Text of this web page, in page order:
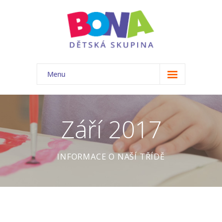
Menu
ÚVOD
-- Akce
-- Náš tým
Září 2017
INFORMACE O NAŠÍ TŘÍDĚ